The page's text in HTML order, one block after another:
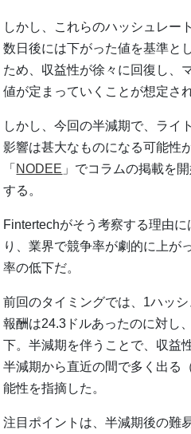
しかし、これらのハッシュレー
数日後には下がった値を基準と
ため、収益性が徐々に回復し、
値が定まっていくことが想定さ
しかし、今回の半減期で、ライ
影響は甚大なものになる可能性
「 NODEE 」でコラムの掲載を
する。
Fintertechがそう考察する理由
り、業界で競争率が劇的に上が
率の低下だ。
前回のタイミングでは、1ハッ
報酬は24.3ドルあったのに対し
下。半減期を伴うことで、収益
半減期から直近の間で多く出る
能性を指摘した。
注目ポイントは、半減期後の難